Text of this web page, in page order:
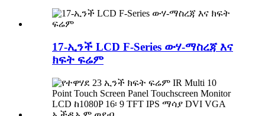
17-ኢንች LCD F-Series ውሃ-ማስረጃ እና
ክፍት ፍሬም